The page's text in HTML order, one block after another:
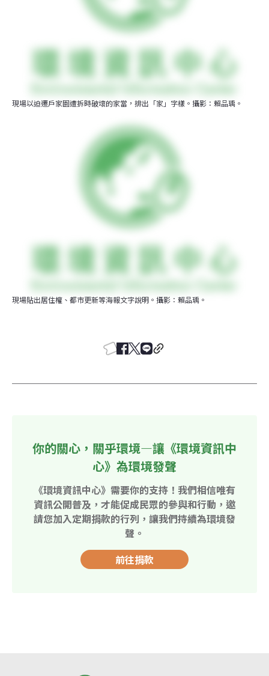
現場以迫遷戶家園遭拆時破壞的家當，排出「家」字樣。攝影：賴品瑀。
現場貼出居住權、都市更新等海報文字說明。攝影：賴品瑀。
你的關心，關乎環境—讓《環境資訊中
心》為環境發聲
《環境資訊中心》需要你的支持！我們相信唯有
資訊公開普及，才能促成民眾的參與和行動，邀
請您加入定期捐款的行列，讓我們持續為環境發
聲。
前往捐款